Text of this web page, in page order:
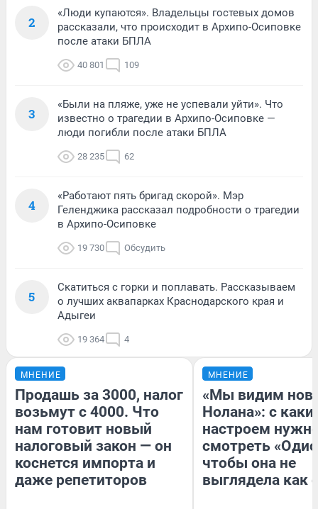
2
«Люди купаются». Владельцы гостевых домов
рассказали, что происходит в Архипо-Осиповке
после атаки БПЛА
40 801 109
3
«Были на пляже, уже не успевали уйти». Что
известно о трагедии в Архипо-Осиповке —
люди погибли после атаки БПЛА
28 235 62
4
«Работают пять бригад скорой». Мэр
Геленджика рассказал подробности о трагедии
в Архипо-Осиповке
19 730 Обсудить
5
Скатиться с горки и поплавать. Рассказываем
о лучших аквапарках Краснодарского края и
Адыгеи
19 364 4
МНЕНИЕ
Продашь за 3000, налог
возьмут с 4000. Что
нам готовит новый
налоговый закон — он
коснется импорта и
даже репетиторов
МНЕНИЕ
«Мы видим
Нолана»: с
настроем
смотреть
чтобы она не
выглядела как